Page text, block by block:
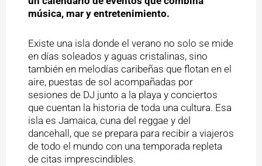
música, mar y entretenimiento.
Existe una isla donde el verano no solo se mide
en días soleados y aguas cristalinas, sino
también en melodías caribeñas que flotan en el
aire, puestas de sol acompañadas por
sesiones de DJ junto a la playa y conciertos
que cuentan la historia de toda una cultura. Esa
isla es Jamaica, cuna del reggae y del
dancehall, que se prepara para recibir a viajeros
de todo el mundo con una temporada repleta
de citas imprescindibles.